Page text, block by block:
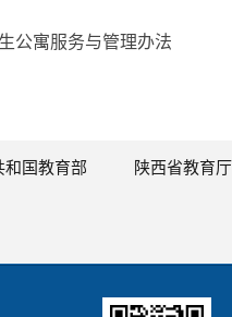
公寓服务与管理办法
和国教育部 陕西省教育厅